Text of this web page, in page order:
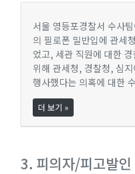
서울 영등포경찰서 수사
의 필로폰 밀반입에 관세
었고, 세관 직원에 대한
위해 관세청, 경찰청, 심
행사했다는 의혹에 대한
더 보기 »
3. 피의자/피고발인